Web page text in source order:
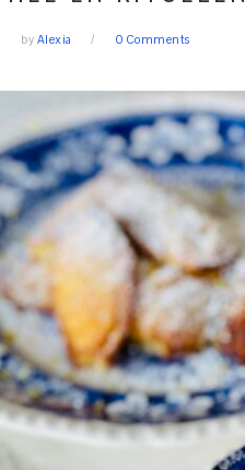
by Alexia 0 Comments